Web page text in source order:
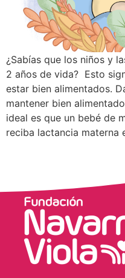
¿Sabías que los niños y
2 años de vida? Esto
estar bien alimentados.
mantener bien
ideal es que un bebé de
reciba lactancia materna